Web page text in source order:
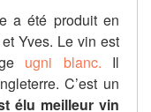
a été produit en
Yves. Le vin est
ugni blanc. Il
C’est un
élu meilleur vin